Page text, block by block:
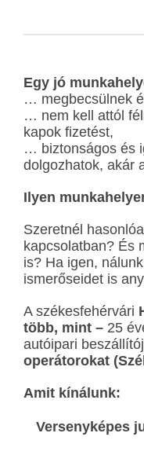
Egy jó
… megbecsülnek
… nem kell attól
kapok fizetést,
… biztonságos és
dolgozhatok, akár
Ilyen
Szeretnél
kapcsolatban? És
is? Ha igen,
ismerőseidet is
A székesfehérvári
több, mint – 25
autóipari
operátorokat
Amit kínálunk:
Versenyképes